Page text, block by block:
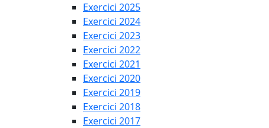
Exercici 2025
Exercici 2024
Exercici 2023
Exercici 2022
Exercici 2021
Exercici 2020
Exercici 2019
Exercici 2018
Exercici 2017